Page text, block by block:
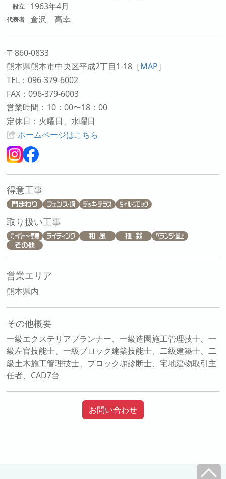
設立 1963年4月
代表者 倉沢 高幸
〒860-0833
熊本県熊本市中央区平成2丁目1-18 ［MAP］
TEL：096-379-6002
FAX：096-379-6003
営業時間：10：00〜18：00
定休日：火曜日、水曜日
ホームページはこちら
得意工事
取り扱い工事
営業エリア
熊本県内
その他概要
一級エクステリアプランナー、一級造園施工管理技士、一
級左官技能士、一級ブロック建築技能士、二級建築士、二
級土木施工管理技士、ブロック塀診断士、宅地建物取引主
任者、CAD7台
お問い合わせ